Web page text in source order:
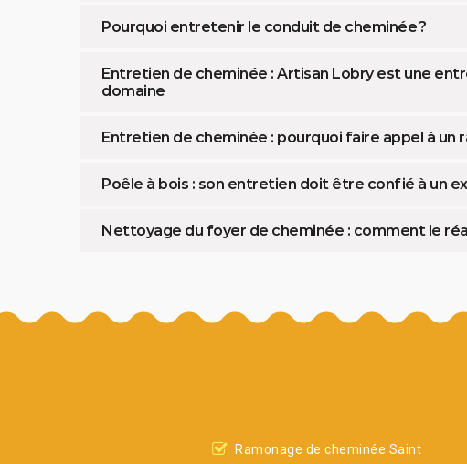
Pourquoi entretenir le conduit de cheminée ?
Entretien de cheminée : Artisan Lobry est une
domaine
Entretien de cheminée : pourquoi faire appel à un
Poêle à bois : son entretien doit être confié à un
Nettoyage du foyer de cheminée : comment le
Ramonage de cheminée Saint